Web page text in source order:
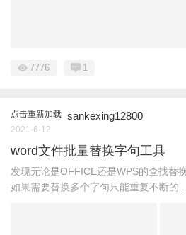
7776 1
点击重新加载 sankexing12800
2021-6-12
word文件批量替换字句工具
发现无论是OFFICE还是WPS的查找替
如果需要替换多个字句只能重复不断的 ...